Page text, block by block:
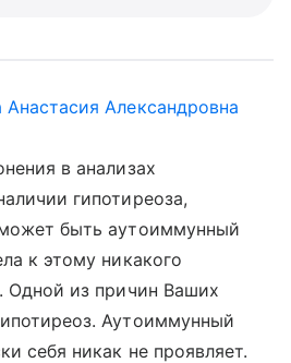
Анастасия Александровна
в анализах
гипотиреоза,
быть аутоиммунный
к этому никакого
Одной из причин Ваших
Аутоиммунный
себя никак не проявляет.